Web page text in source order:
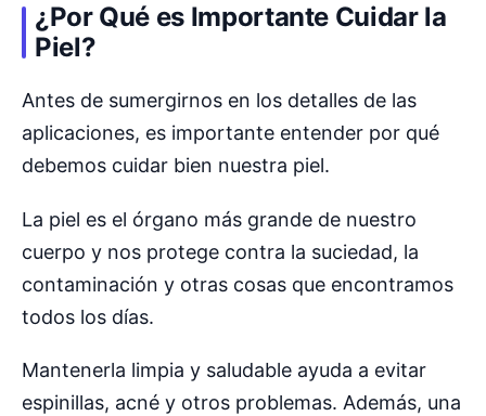
¿Por Qué es Importante Cuidar la
Piel?
Antes de sumergirnos en los detalles de las
aplicaciones, es importante entender por qué
debemos cuidar bien nuestra piel.
La piel es el órgano más grande de nuestro
cuerpo y nos protege contra la suciedad, la
contaminación y otras cosas que encontramos
todos los días.
Mantenerla limpia y saludable ayuda a evitar
espinillas, acné y otros problemas. Además, una